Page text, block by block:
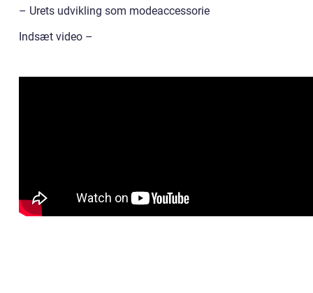
– Urets udvikling som modeaccessorie
Indsæt video –